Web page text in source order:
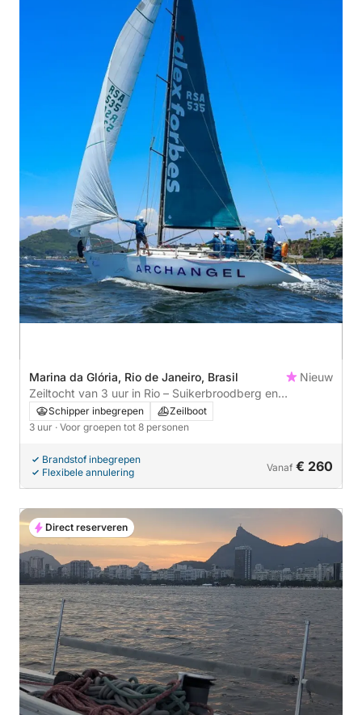
Marina da Glória, Rio de Janeiro, Brasil
Nieuw
Zeiltocht van 3 uur in Rio – Suikerbroodberg en
Guanabara-baai
Schipper inbegrepen
Zeilboot
3 uur · Voor groepen tot 8 personen
Brandstof inbegrepen
Flexibele annulering
Vanaf € 260
Direct reserveren